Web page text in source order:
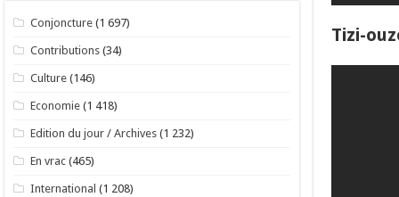
Tizi-
Conjoncture (1 697)
Contributions (34)
Culture (146)
Economie (1 418)
Edition du jour / Archives (1 232)
En vrac (465)
International (1 208)